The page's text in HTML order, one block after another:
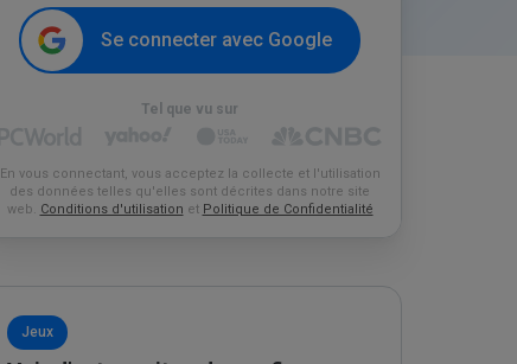
Se connecter avec Google
Tel que vu sur
En vous connectant, vous acceptez la collecte et l'utilisation
des données telles qu'elles sont décrites dans notre site
web. Conditions d'utilisation et Politique de Confidentialité
Jeux